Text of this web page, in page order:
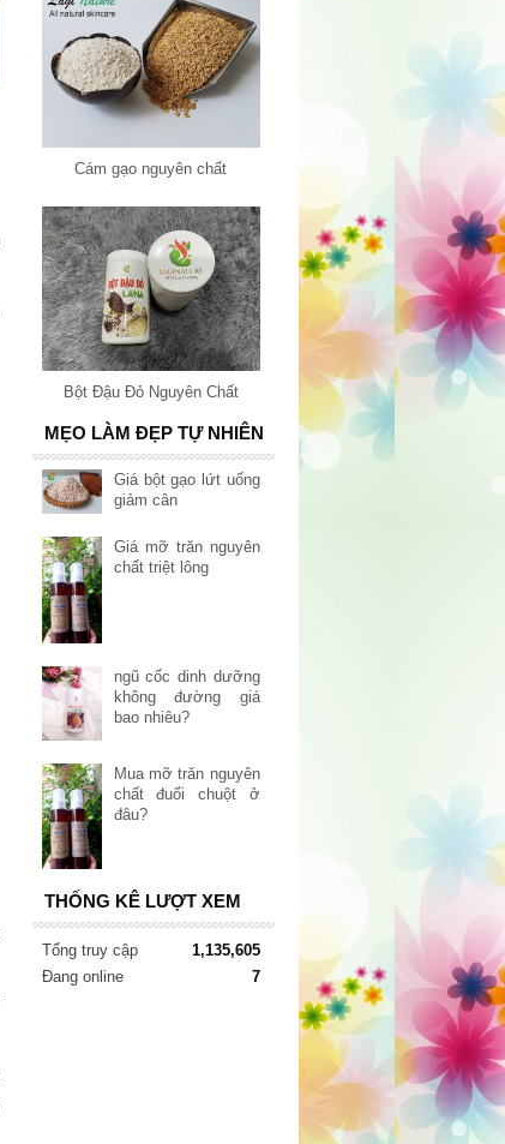
Cám gạo nguyên chất
Bột Đậu Đỏ Nguyên Chất
MẸO LÀM ĐẸP TỰ NHIÊN
Giá bột gạo lứt uống
giảm cân
Giá mỡ trăn nguyên
chất triệt lông
ngũ cốc dinh dưỡng
không đường giá
bao nhiêu?
Mua mỡ trăn nguyên
chất đuổi chuột ở
đâu?
THỐNG KÊ LƯỢT XEM
Tổng truy cập
1,135,605
Đang online
7